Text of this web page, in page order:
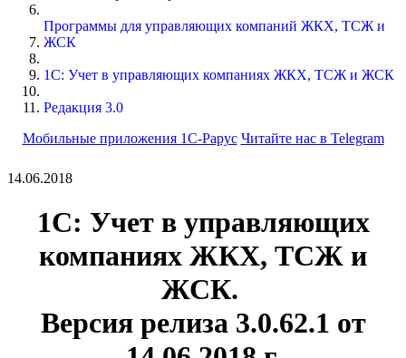
Программы для управляющих компаний ЖКХ, ТСЖ и
ЖСК
1С: Учет в управляющих компаниях ЖКХ, ТСЖ и ЖСК
Редакция 3.0
Мобильные приложения 1С-Рарус Читайте нас в Telegram
14.06.2018
1С: Учет в управляющих
компаниях ЖКХ, ТСЖ и
ЖСК.
Версия релиза 3.0.62.1 от